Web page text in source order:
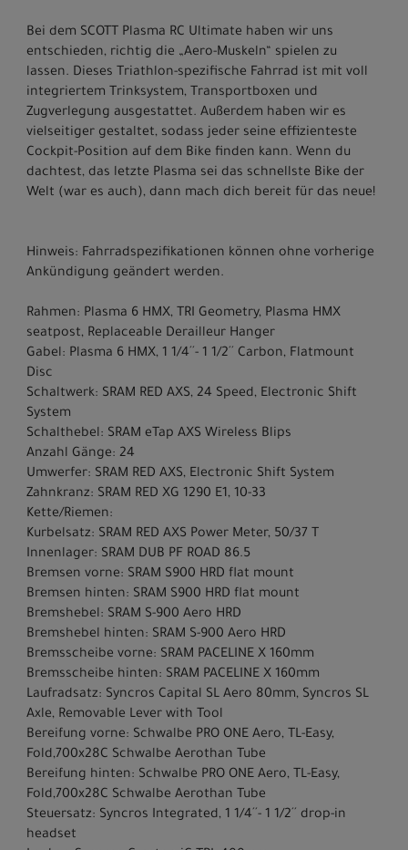
Bei dem SCOTT Plasma RC Ultimate haben wir uns
entschieden, richtig die „Aero-Muskeln“ spielen zu
lassen. Dieses Triathlon-spezifische Fahrrad ist mit voll
integriertem Trinksystem, Transportboxen und
Zugverlegung ausgestattet. Außerdem haben wir es
vielseitiger gestaltet, sodass jeder seine effizienteste
Cockpit-Position auf dem Bike finden kann. Wenn du
dachtest, das letzte Plasma sei das schnellste Bike der
Welt (war es auch), dann mach dich bereit für das neue!
Hinweis: Fahrradspezifikationen können ohne vorherige
Ankündigung geändert werden.
Rahmen: Plasma 6 HMX, TRI Geometry, Plasma HMX
seatpost, Replaceable Derailleur Hanger
Gabel: Plasma 6 HMX, 1 1/4´´- 1 1/2´´ Carbon, Flatmount
Disc
Schaltwerk: SRAM RED AXS, 24 Speed, Electronic Shift
System
Schalthebel: SRAM eTap AXS Wireless Blips
Anzahl Gänge: 24
Umwerfer: SRAM RED AXS, Electronic Shift System
Zahnkranz: SRAM RED XG 1290 E1, 10-33
Kette/Riemen:
Kurbelsatz: SRAM RED AXS Power Meter, 50/37 T
Innenlager: SRAM DUB PF ROAD 86.5
Bremsen vorne: SRAM S900 HRD flat mount
Bremsen hinten: SRAM S900 HRD flat mount
Bremshebel: SRAM S-900 Aero HRD
Bremshebel hinten: SRAM S-900 Aero HRD
Bremsscheibe vorne: SRAM PACELINE X 160mm
Bremsscheibe hinten: SRAM PACELINE X 160mm
Laufradsatz: Syncros Capital SL Aero 80mm, Syncros SL
Axle, Removable Lever with Tool
Bereifung vorne: Schwalbe PRO ONE Aero, TL-Easy,
Fold,700x28C Schwalbe Aerothan Tube
Bereifung hinten: Schwalbe PRO ONE Aero, TL-Easy,
Fold,700x28C Schwalbe Aerothan Tube
Steuersatz: Syncros Integrated, 1 1/4´´- 1 1/2´´ drop-in
headset